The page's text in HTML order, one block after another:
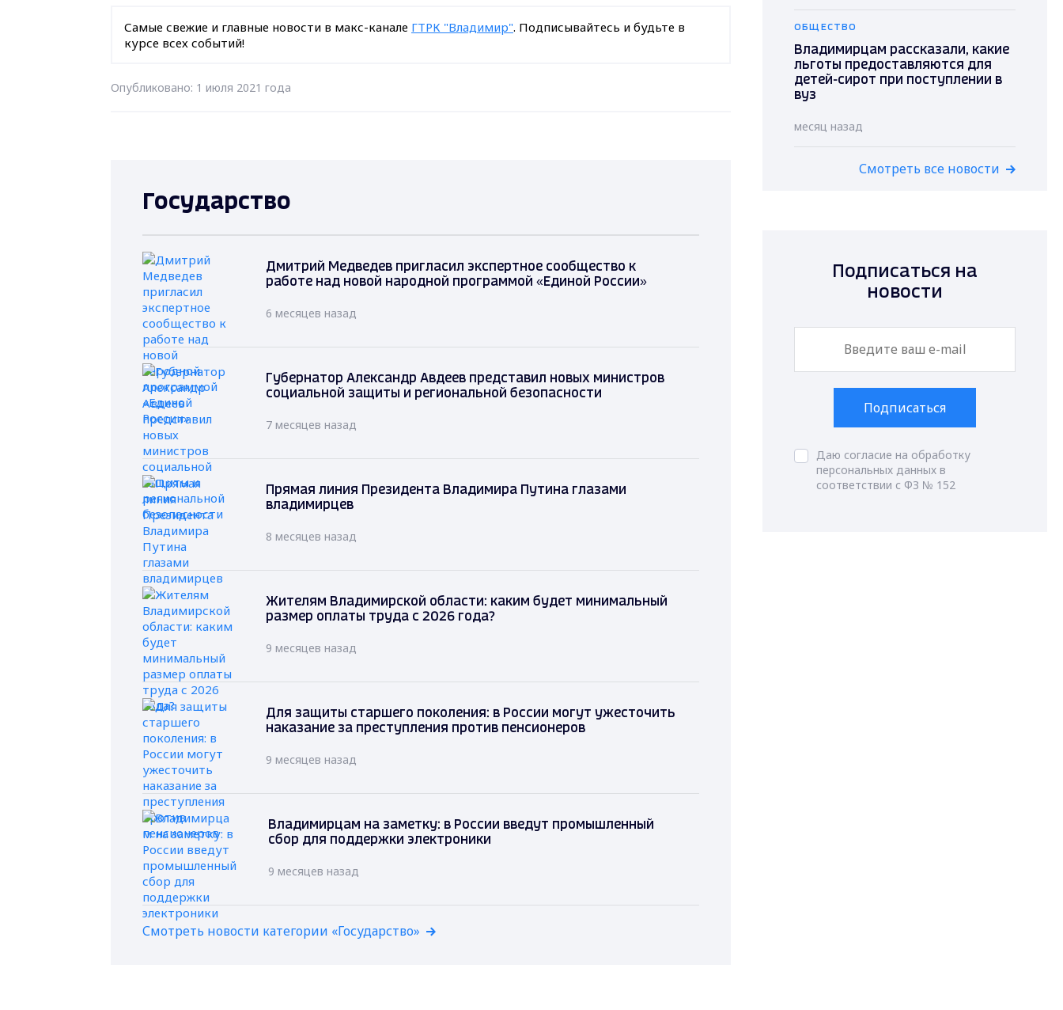
Самые свежие и главные новости в макс-канале ГТРК "Владимир". Подписывайтесь и будьте в
курсе всех событий!
Опубликовано: 1 июля 2021 года
Государство
Дмитрий Медведев пригласил экспертное сообщество к
работе над новой народной программой «Единой России»
6 месяцев назад
Губернатор Александр Авдеев представил новых министров
социальной защиты и региональной безопасности
7 месяцев назад
Прямая линия Президента Владимира Путина глазами
владимирцев
8 месяцев назад
Жителям Владимирской области: каким будет минимальный
размер оплаты труда с 2026 года?
9 месяцев назад
Для защиты старшего поколения: в России могут ужесточить
наказание за преступления против пенсионеров
9 месяцев назад
Владимирцам на заметку: в России введут промышленный
сбор для поддержки электроники
9 месяцев назад
Смотреть новости категории «Государство»
ОБЩЕСТВО
Владимирцам рассказали, какие
льготы предоставляются для
детей-сирот при поступлении в
вуз
месяц назад
Смотреть все новости
Подписаться на
новости
Подписаться
Даю согласие на обработку
персональных данных в
соответствии с ФЗ № 152